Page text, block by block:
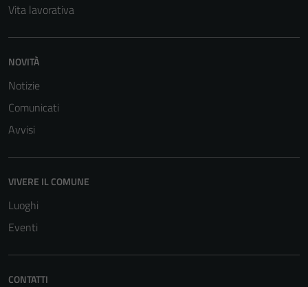
Vita lavorativa
NOVITÀ
Notizie
Comunicati
Avvisi
VIVERE IL COMUNE
Luoghi
Eventi
CONTATTI